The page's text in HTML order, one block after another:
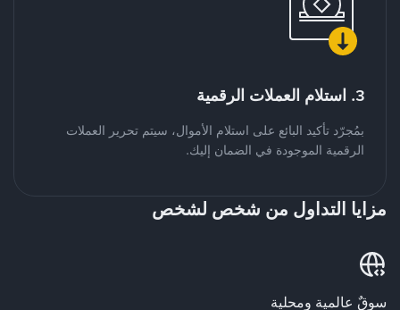
3. استلام العملات الرقمية
بمُجرّد تأكيد البائع على استلام الأموال، سيتم تحرير العملات
الرقمية الموجودة في الضمان إليك.
مزايا التداول من شخص لشخص
سوقٌ عالمية ومحلية